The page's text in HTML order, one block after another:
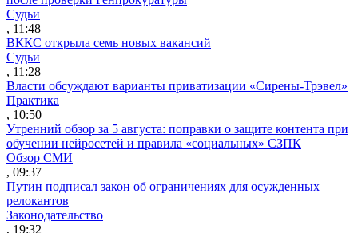
Судьи
, 11:48
ВККС открыла семь новых вакансий
Судьи
, 11:28
Власти обсуждают варианты приватизации «Сирены-Трэвел»
Практика
, 10:50
Утренний обзор за 5 августа: поправки о защите контента при
обучении нейросетей и правила «социальных» СЗПК
Обзор СМИ
, 09:37
Путин подписал закон об ограничениях для осужденных
релокантов
Законодательство
, 19:32